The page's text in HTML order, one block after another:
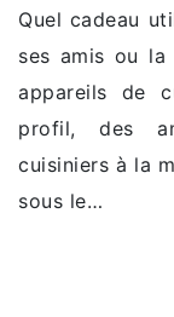
Quel cadeau
ses amis ou
appareils de
profil, des
cuisiniers à la
sous le…